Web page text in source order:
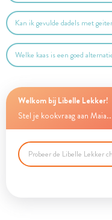
Kan ik gevulde dadels met
Welke kaas is een goed
Welkom bij Libelle Lekker!
Stel je kookvraag aan